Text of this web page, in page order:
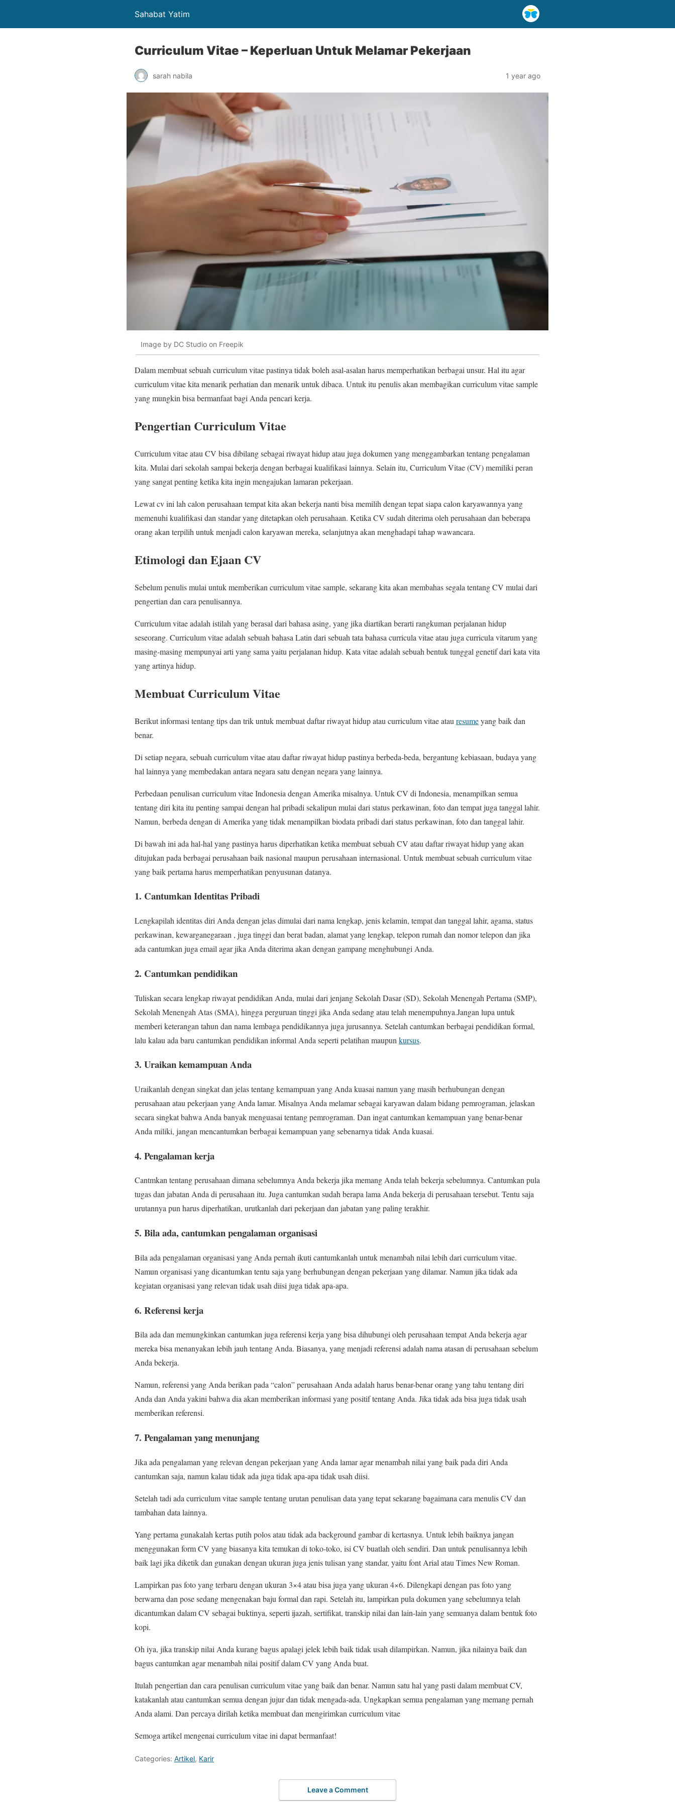
Sahabat Yatim
Curriculum Vitae – Keperluan Untuk Melamar Pekerjaan
sarah nabila 1 year ago
Image by DC Studio on Freepik
Dalam membuat sebuah curriculum vitae pastinya tidak boleh asal-asalan harus memperhatikan berbagai unsur. Hal itu agar
curriculum vitae kita menarik perhatian dan menarik untuk dibaca. Untuk itu penulis akan membagikan curriculum vitae sample
yang mungkin bisa bermanfaat bagi Anda pencari kerja.
Pengertian Curriculum Vitae
Curriculum vitae atau CV bisa dibilang sebagai riwayat hidup atau juga dokumen yang menggambarkan tentang pengalaman
kita. Mulai dari sekolah sampai bekerja dengan berbagai kualifikasi lainnya. Selain itu, Curriculum Vitae (CV) memiliki peran
yang sangat penting ketika kita ingin mengajukan lamaran pekerjaan.
Lewat cv ini lah calon perusahaan tempat kita akan bekerja nanti bisa memilih dengan tepat siapa calon karyawannya yang
memenuhi kualifikasi dan standar yang ditetapkan oleh perusahaan. Ketika CV sudah diterima oleh perusahaan dan beberapa
orang akan terpilih untuk menjadi calon karyawan mereka, selanjutnya akan menghadapi tahap wawancara.
Etimologi dan Ejaan CV
Sebelum penulis mulai untuk memberikan curriculum vitae sample, sekarang kita akan membahas segala tentang CV mulai dari
pengertian dan cara penulisannya.
Curriculum vitae adalah istilah yang berasal dari bahasa asing, yang jika diartikan berarti rangkuman perjalanan hidup
seseorang. Curriculum vitae adalah sebuah bahasa Latin dari sebuah tata bahasa curricula vitae atau juga curricula vitarum yang
masing-masing mempunyai arti yang sama yaitu perjalanan hidup. Kata vitae adalah sebuah bentuk tunggal genetif dari kata vita
yang artinya hidup.
Membuat Curriculum Vitae
Berikut informasi tentang tips dan trik untuk membuat daftar riwayat hidup atau curriculum vitae atau resumeyang baik dan
benar.
Di setiap negara, sebuah curriculum vitae atau daftar riwayat hidup pastinya berbeda-beda, bergantung kebiasaan, budaya yang
hal lainnya yang membedakan antara negara satu dengan negara yang lainnya.
Perbedaan penulisan curriculum vitae Indonesia dengan Amerika misalnya. Untuk CV di Indonesia, menampilkan semua
tentang diri kita itu penting sampai dengan hal pribadi sekalipun mulai dari status perkawinan, foto dan tempat juga tanggal lahir.
Namun, berbeda dengan di Amerika yang tidak menampilkan biodata pribadi dari status perkawinan, foto dan tanggal lahir.
Di bawah ini ada hal-hal yang pastinya harus diperhatikan ketika membuat sebuah CV atau daftar riwayat hidup yang akan
ditujukan pada berbagai perusahaan baik nasional maupun perusahaan internasional. Untuk membuat sebuah curriculum vitae
yang baik pertama harus memperhatikan penyusunan datanya.
1. Cantumkan Identitas Pribadi
Lengkapilah identitas diri Anda dengan jelas dimulai dari nama lengkap, jenis kelamin, tempat dan tanggal lahir, agama, status
perkawinan, kewarganegaraan , juga tinggi dan berat badan, alamat yang lengkap, telepon rumah dan nomor telepon dan jika
ada cantumkan juga email agar jika Anda diterima akan dengan gampang menghubungi Anda.
2. Cantumkan pendidikan
Tuliskan secara lengkap riwayat pendidikan Anda, mulai dari jenjang Sekolah Dasar (SD), Sekolah Menengah Pertama (SMP),
Sekolah Menengah Atas (SMA), hingga perguruan tinggi jika Anda sedang atau telah menempuhnya.Jangan lupa untuk
memberi keterangan tahun dan nama lembaga pendidikannya juga jurusannya. Setelah cantumkan berbagai pendidikan formal,
lalu kalau ada baru cantumkan pendidikan informal Anda seperti pelatihan maupun kursus.
3. Uraikan kemampuan Anda
Uraikanlah dengan singkat dan jelas tentang kemampuan yang Anda kuasai namun yang masih berhubungan dengan
perusahaan atau pekerjaan yang Anda lamar. Misalnya Anda melamar sebagai karyawan dalam bidang pemrograman, jelaskan
secara singkat bahwa Anda banyak menguasai tentang pemrograman. Dan ingat cantumkan kemampuan yang benar-benar
Anda miliki, jangan mencantumkan berbagai kemampuan yang sebenarnya tidak Anda kuasai.
4. Pengalaman kerja
Cantmkan tentang perusahaan dimana sebelumnya Anda bekerja jika memang Anda telah bekerja sebelumnya. Cantumkan pula
tugas dan jabatan Anda di perusahaan itu. Juga cantumkan sudah berapa lama Anda bekerja di perusahaan tersebut. Tentu saja
urutannya pun harus diperhatikan, urutkanlah dari pekerjaan dan jabatan yang paling terakhir.
5. Bila ada, cantumkan pengalaman organisasi
Bila ada pengalaman organisasi yang Anda pernah ikuti cantumkanlah untuk menambah nilai lebih dari curriculum vitae.
Namun organisasi yang dicantumkan tentu saja yang berhubungan dengan pekerjaan yang dilamar. Namun jika tidak ada
kegiatan organisasi yang relevan tidak usah diisi juga tidak apa-apa.
6. Referensi kerja
Bila ada dan memungkinkan cantumkan juga referensi kerja yang bisa dihubungi oleh perusahaan tempat Anda bekerja agar
mereka bisa menanyakan lebih jauh tentang Anda. Biasanya, yang menjadi referensi adalah nama atasan di perusahaan sebelum
Anda bekerja.
Namun, referensi yang Anda berikan pada “calon” perusahaan Anda adalah harus benar-benar orang yang tahu tentang diri
Anda dan Anda yakini bahwa dia akan memberikan informasi yang positif tentang Anda. Jika tidak ada bisa juga tidak usah
memberikan referensi.
7. Pengalaman yang menunjang
Jika ada pengalaman yang relevan dengan pekerjaan yang Anda lamar agar menambah nilai yang baik pada diri Anda
cantumkan saja, namun kalau tidak ada juga tidak apa-apa tidak usah diisi.
Setelah tadi ada curriculum vitae sample tentang urutan penulisan data yang tepat sekarang bagaimana cara menulis CV dan
tambahan data lainnya.
Yang pertama gunakalah kertas putih polos atau tidak ada background gambar di kertasnya. Untuk lebih baiknya jangan
menggunakan form CV yang biasanya kita temukan di toko-toko, isi CV buatlah oleh sendiri. Dan untuk penulisannya lebih
baik lagi jika diketik dan gunakan dengan ukuran juga jenis tulisan yang standar, yaitu font Arial atau Times New Roman.
Lampirkan pas foto yang terbaru dengan ukuran 3×4 atau bisa juga yang ukuran 4×6. Dilengkapi dengan pas foto yang
berwarna dan pose sedang mengenakan baju formal dan rapi. Setelah itu, lampirkan pula dokumen yang sebelumnya telah
dicantumkan dalam CV sebagai buktinya, seperti ijazah, sertifikat, transkip nilai dan lain-lain yang semuanya dalam bentuk foto
kopi.
Oh iya, jika transkip nilai Anda kurang bagus apalagi jelek lebih baik tidak usah dilampirkan. Namun, jika nilainya baik dan
bagus cantumkan agar menambah nilai positif dalam CV yang Anda buat.
Itulah pengertian dan cara penulisan curriculum vitae yang baik dan benar. Namun satu hal yang pasti dalam membuat CV,
katakanlah atau cantumkan semua dengan jujur dan tidak mengada-ada. Ungkapkan semua pengalaman yang memang pernah
Anda alami. Dan percaya dirilah ketika membuat dan mengirimkan curriculum vitae
Semoga artikel mengenai curriculum vitae ini dapat bermanfaat!
Categories: Artikel, Karir
Leave a Comment